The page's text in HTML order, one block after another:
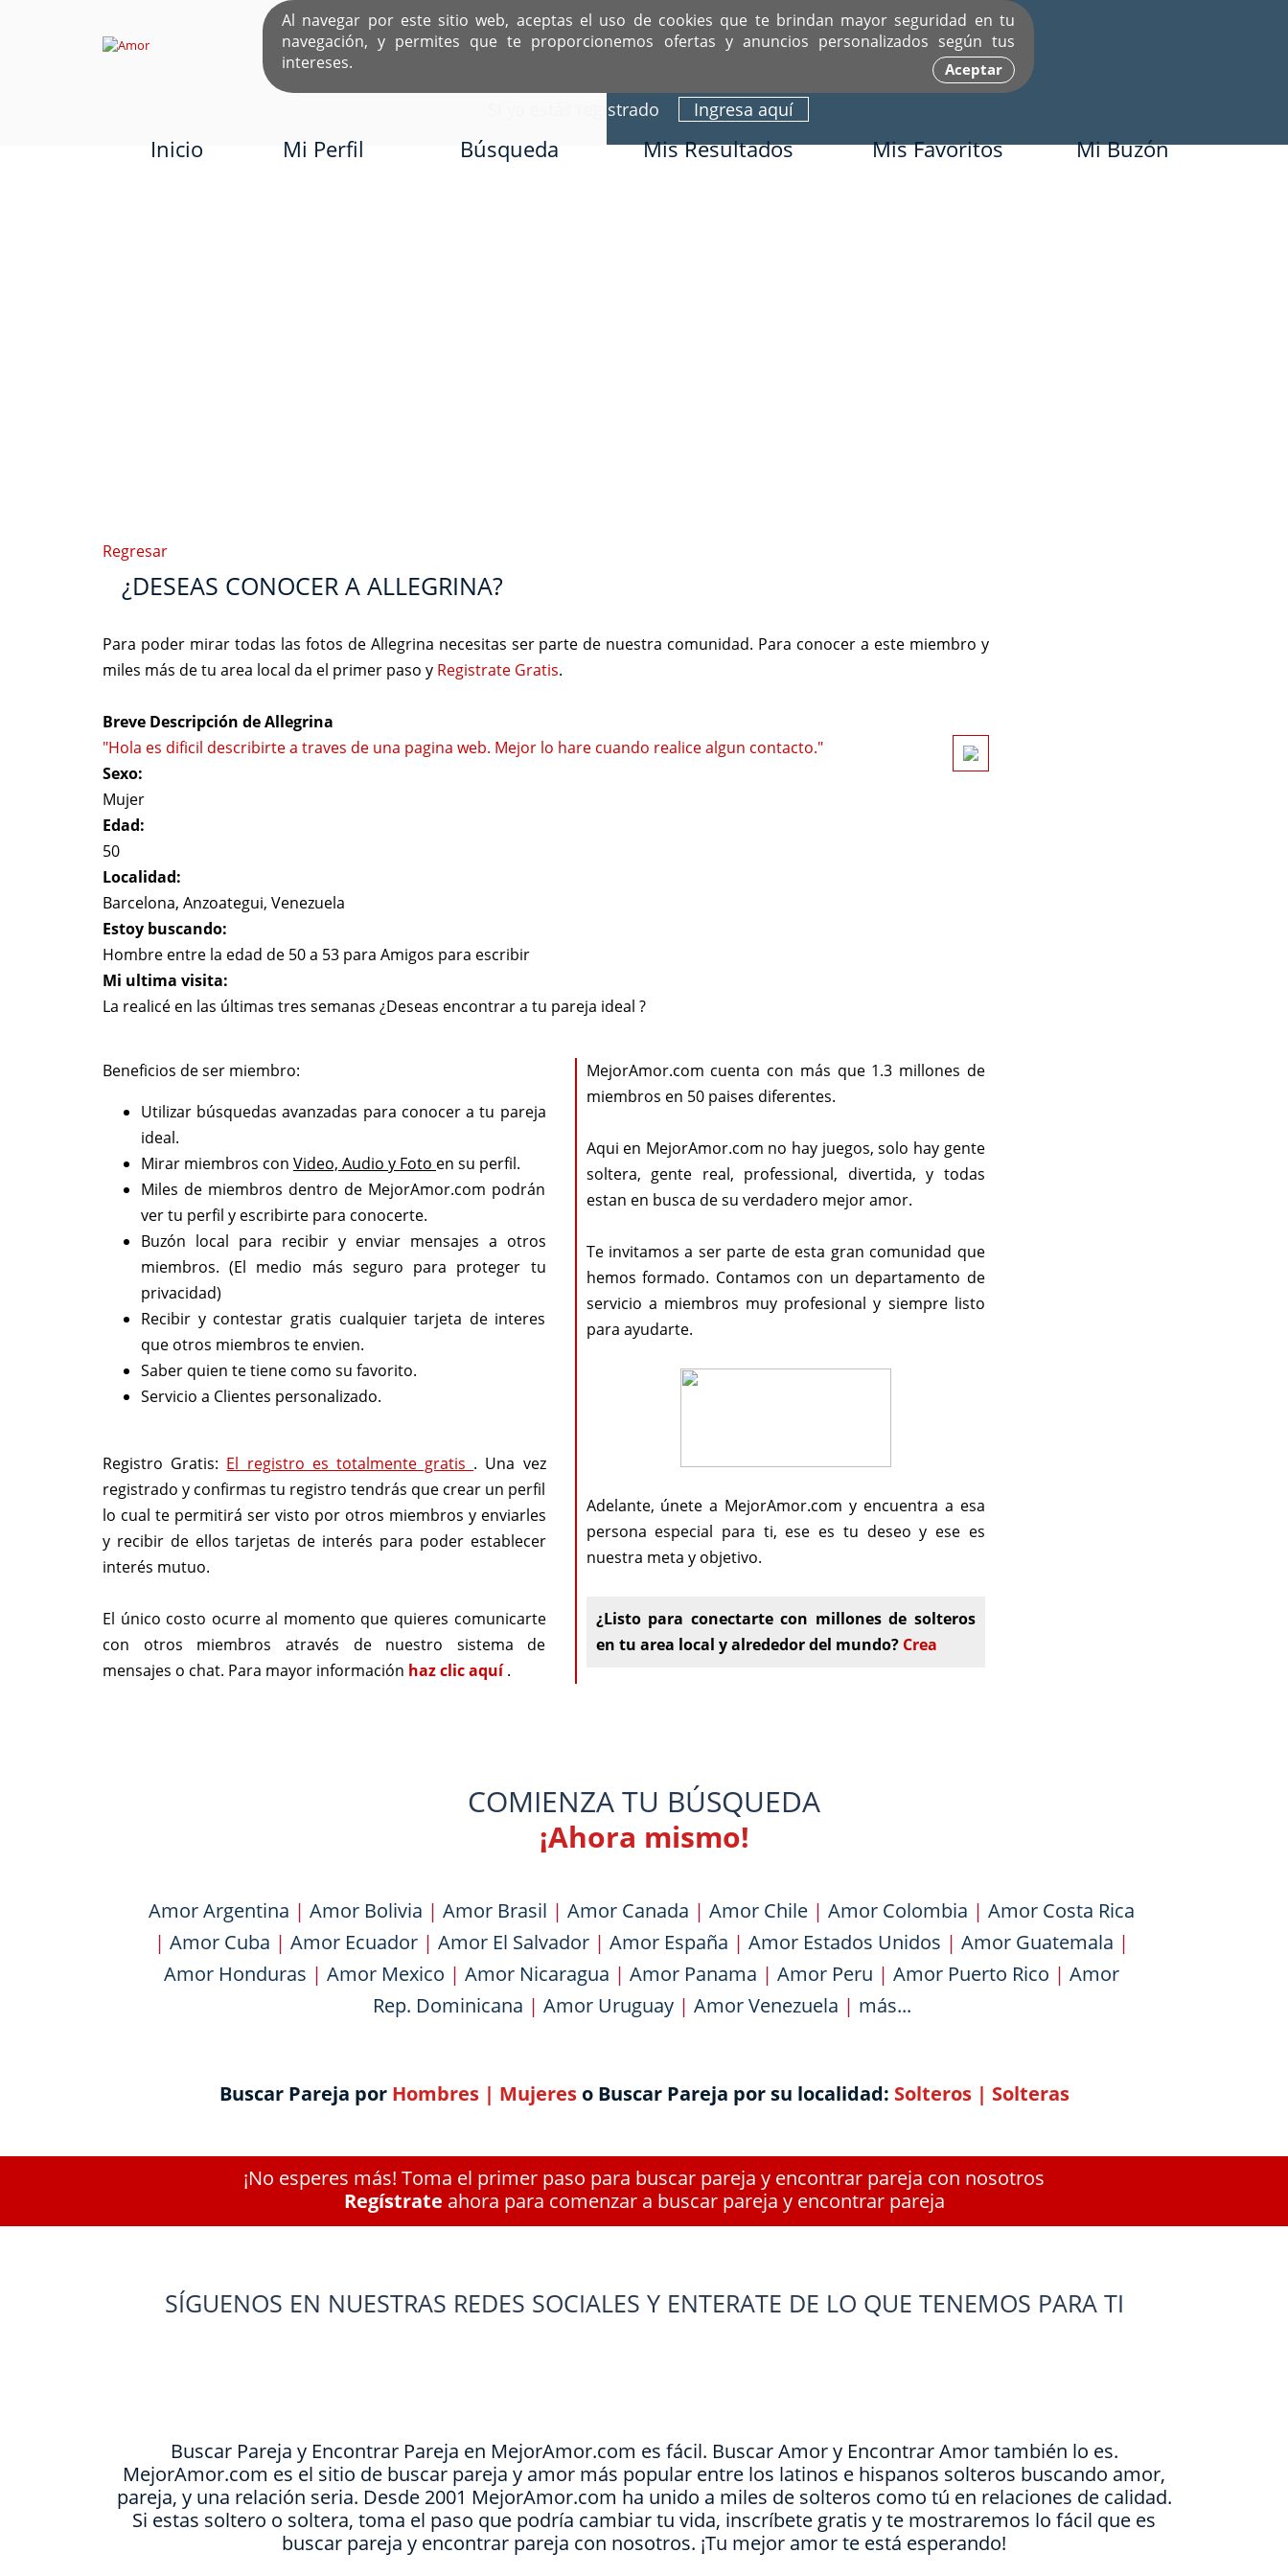
Al navegar por este sitio web, aceptas el uso de cookies que te brindan mayor seguridad en tu
navegación, y permites que te proporcionemos ofertas y anuncios personalizados según tus
intereses.
Aceptar
EL ÚNICO SITIO DEDICADO A SOLTEROS HISPANOS COMO TÚ
Ingresa aquí
Sí ya estás registrado
Inicio Mi Perfil Búsqueda Mis Resultados Mis Favoritos Mi Buzón
Regresar
¿DESEAS CONOCER A ALLEGRINA?
Para poder mirar todas las fotos de Allegrina necesitas ser parte de nuestra comunidad. Para conocer a este miembro y
miles más de tu area local da el primer paso y Registrate Gratis.
Breve Descripción de Allegrina
"Hola es dificil describirte a traves de una pagina web. Mejor lo hare cuando realice algun contacto."
Sexo:
Mujer
Edad:
50
Localidad:
Barcelona, Anzoategui, Venezuela
Estoy buscando:
Hombre entre la edad de 50 a 53 para Amigos para escribir
Mi ultima visita:
La realicé en las últimas tres semanas ¿Deseas encontrar a tu pareja ideal ?
Beneficios de ser miembro:
Utilizar búsquedas avanzadas para conocer a tu pareja
ideal.
Mirar miembros con Video, Audio y Foto en su perfil.
Miles de miembros dentro de MejorAmor.com podrán
ver tu perfil y escribirte para conocerte.
Buzón local para recibir y enviar mensajes a otros
miembros. (El medio más seguro para proteger tu
privacidad)
Recibir y contestar gratis cualquier tarjeta de interes
que otros miembros te envien.
Saber quien te tiene como su favorito.
Servicio a Clientes personalizado.
Registro Gratis: El registro es totalmente gratis . Una vez
registrado y confirmas tu registro tendrás que crear un perfil
lo cual te permitirá ser visto por otros miembros y enviarles
y recibir de ellos tarjetas de interés para poder establecer
interés mutuo.
El único costo ocurre al momento que quieres comunicarte
con otros miembros através de nuestro sistema de
mensajes o chat. Para mayor información haz clic aquí.
MejorAmor.com cuenta con más que 1.3 millones de
miembros en 50 paises diferentes.
Aqui en MejorAmor.com no hay juegos, solo hay gente
soltera, gente real, professional, divertida, y todas
estan en busca de su verdadero mejor amor.
Te invitamos a ser parte de esta gran comunidad que
hemos formado. Contamos con un departamento de
servicio a miembros muy profesional y siempre listo
para ayudarte.
Adelante, únete a MejorAmor.com y encuentra a esa
persona especial para ti, ese es tu deseo y ese es
nuestra meta y objetivo.
¿Listo para conectarte con millones de solteros
en tu area local y alrededor del mundo? Crea
COMIENZA TU BÚSQUEDA
¡Ahora mismo!
Amor Argentina | Amor Bolivia | Amor Brasil | Amor Canada | Amor Chile | Amor Colombia | Amor Costa Rica
| Amor Cuba | Amor Ecuador | Amor El Salvador | Amor España | Amor Estados Unidos | Amor Guatemala |
Amor Honduras | Amor Mexico | Amor Nicaragua | Amor Panama | Amor Peru | Amor Puerto Rico | Amor
Rep. Dominicana | Amor Uruguay| Amor Venezuela | más...
Buscar Pareja por Hombres| Mujereso Buscar Pareja por su localidad: Solteros| Solteras
¡No esperes más! Toma el primer paso para buscar pareja y encontrar pareja con nosotros
Regístrate ahora para comenzar a buscar pareja y encontrar pareja
SÍGUENOS EN NUESTRAS REDES SOCIALES Y ENTERATE DE LO QUE TENEMOS PARA TI
Buscar Pareja y Encontrar Pareja en MejorAmor.com es fácil. Buscar Amor y Encontrar Amor también lo es.
MejorAmor.com es el sitio de buscar pareja y amor más popular entre los latinos e hispanos solteros buscando amor,
pareja, y una relación seria. Desde 2001 MejorAmor.com ha unido a miles de solteros como tú en relaciones de calidad.
Si estas soltero o soltera, toma el paso que podría cambiar tu vida, inscríbete gratis y te mostraremos lo fácil que es
buscar pareja y encontrar pareja con nosotros. ¡Tu mejor amor te está esperando!